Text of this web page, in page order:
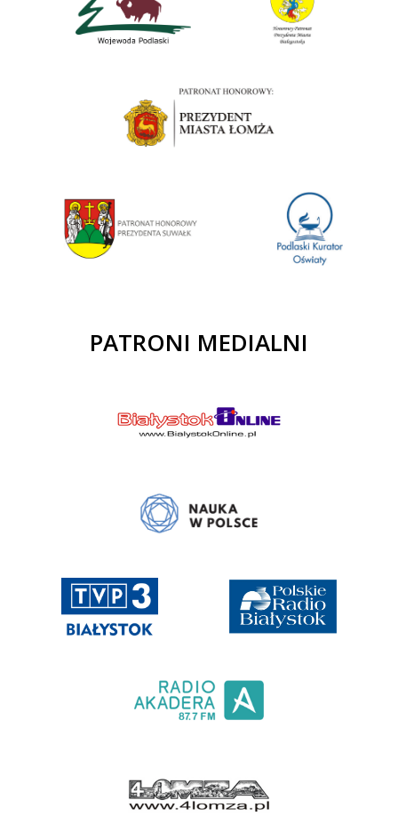
PATRONI MEDIALNI